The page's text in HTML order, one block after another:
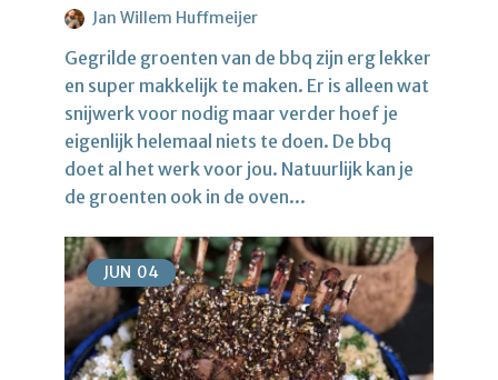
Jan Willem Huffmeijer
Gegrilde groenten van de bbq zijn erg lekker
en super makkelijk te maken. Er is alleen wat
snijwerk voor nodig maar verder hoef je
eigenlijk helemaal niets te doen. De bbq
doet al het werk voor jou. Natuurlijk kan je
de groenten ook in de oven...
JUN 04